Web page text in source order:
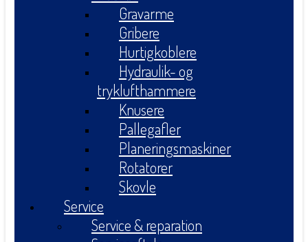
Gravarme
Gribere
Hurtigkoblere
Hydraulik- og
tryklufthammere
Knusere
Pallegafler
Planeringsmaskiner
Rotatorer
Skovle
Service
Service & reparation